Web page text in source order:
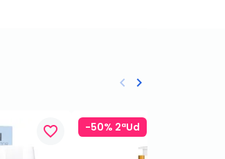
favorite_border -50% 2ªUd
Anterior
keyboard_arrow_left Siguiente
keyboard_arrow_right